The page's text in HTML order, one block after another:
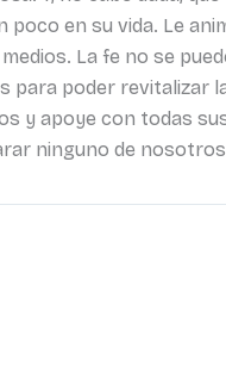
poco en su vida. Le
La fe no se
para poder revitalizar
y apoye con todas
ninguno de